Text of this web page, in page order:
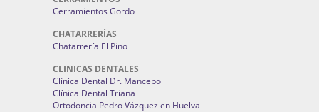
Cerramientos Gordo
CHATARRERÍAS
Chatarrería El Pino
CLINICAS DENTALES
Clínica Dental Dr. Mancebo
Clínica Dental Triana
Ortodoncia Pedro Vázquez en Huelva